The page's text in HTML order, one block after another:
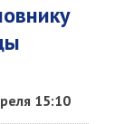
15:10